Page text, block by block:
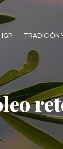
IGP TRADICIÓN